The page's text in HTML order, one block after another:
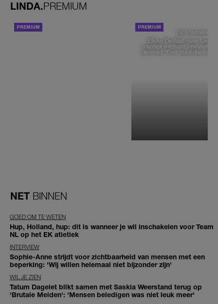
LINDA.PREMIUM
DE STAD VAN
Elske DeWall over
muziek en haar favoriete
de stad: 'Een stad die
NET BINNEN
GOED OM TE WETEN
Hup, Holland, hup: dit is wanneer je wil inschakelen voor Team
NL op het EK atletiek
INTERVIEW
Sophie-Anne strijdt voor zichtbaarheid van mensen met een
beperking: 'Wij willen helemaal niet bijzonder zijn'
WIL JE ZIEN
Tatum Dagelet blikt samen met Saskia Weerstand terug op
'Brutale Meiden': 'Mensen beledigen was niet leuk meer'